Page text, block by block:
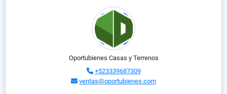
Oportubienes Casas y Terrenos
+523339687309
ventas@oportubienes.com